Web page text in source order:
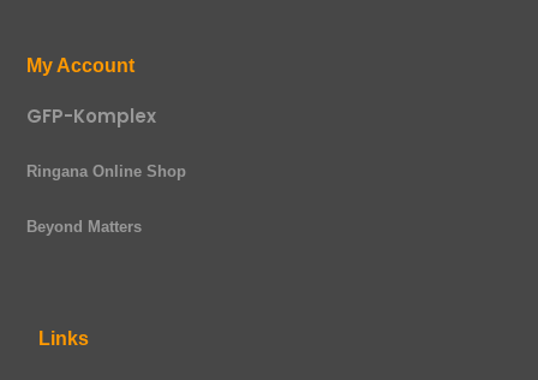
My Account
GFP-Komplex
Ringana Online Shop
Beyond Matters
Links